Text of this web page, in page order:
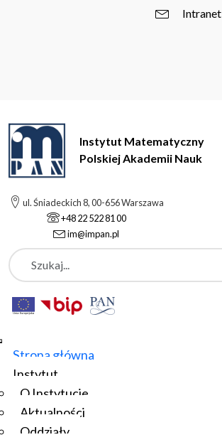
Intranet
Instytut Matematyczny
Polskiej Akademii Nauk
ul. Śniadeckich 8, 00-656 Warszawa
+48 22 522 81 00
im@impan.pl
Szukaj
Strona główna
Instytut
O Instytucie
Aktualności
Oddziały